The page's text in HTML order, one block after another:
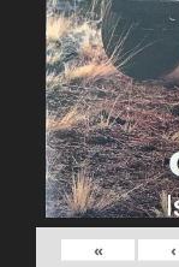
›
»